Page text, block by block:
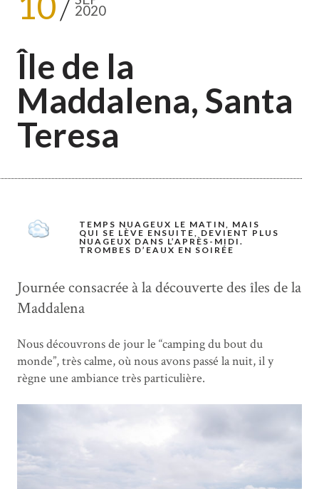
2020
Île de la
Maddalena, Santa
Teresa
TEMPS NUAGEUX LE MATIN, MAIS
QUI SE LÈVE ENSUITE, DEVIENT PLUS
NUAGEUX DANS L’APRÈS-MIDI.
TROMBES D’EAUX EN SOIRÉE
Journée consacrée à la découverte des îles de la
Maddalena
Nous découvrons de jour le “camping du bout du
monde”, très calme, où nous avons passé la nuit, il y
règne une ambiance très particulière.